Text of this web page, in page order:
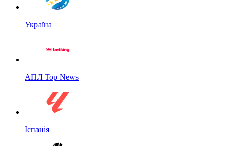
Україна
АПЛ Top News
Іспанія